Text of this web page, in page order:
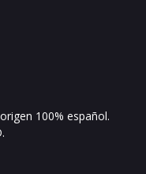
100% español.